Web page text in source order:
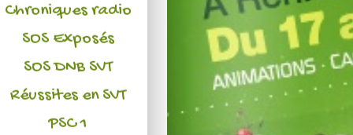
Chroniques radio
SOS Exposés
SOS DNB SVT
Réussites en SVT
PSC 1